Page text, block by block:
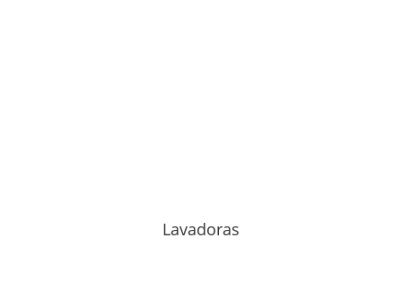
Lavadoras